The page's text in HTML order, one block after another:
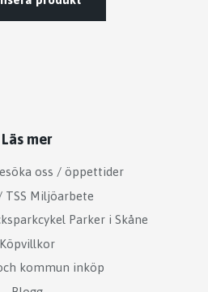
Läs mer
oss / öppettider
TSS Miljöarbete
Parker i Skåne
Köpvillkor
kommun inköp